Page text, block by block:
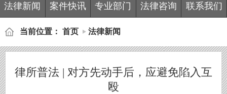
法律新闻 案件快讯 专业部门 法律咨询 联系我们
当前位置：首页 法律新闻
律所普法 | 对方先动手后，应避免陷入互
殴